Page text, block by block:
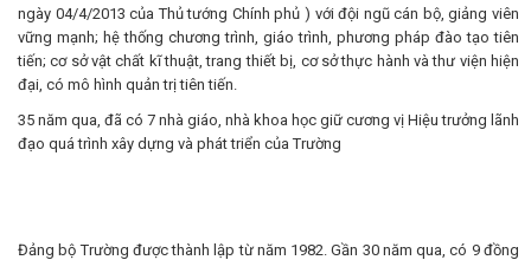
ngày 04/4/2013 của Thủ tướng Chính phủ ) với đội ngũ cán bộ, giảng viên
vững mạnh; hệ thống chương trình, giáo trình, phương pháp đào tạo tiên
tiến; cơ sở vật chất kĩ thuật, trang thiết bị, cơ sở thực hành và thư viện hiện
đại, có mô hình quản trị tiên tiến.
35 năm qua, đã có 7 nhà giáo, nhà khoa học giữ cương vị Hiệu trưởng lãnh
đạo quá trình xây dựng và phát triển của Trường
Đảng bộ Trường được thành lập từ năm 1982. Gần 30 năm qua, có 9 đồng